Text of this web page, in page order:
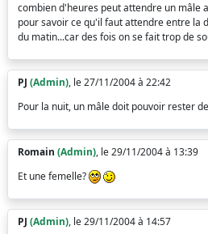
combien d'heures peut attendre un mâle
pour savoir ce qu'il faut attendre entre la
du matin...car des fois on se fait trop de
PJ (Admin), le 27/11/2004 à 22:42
Pour la nuit, un mâle doit pouvoir rester
Romain (Admin), le 29/11/2004 à 13:39
Et une femelle?
PJ (Admin), le 29/11/2004 à 14:57